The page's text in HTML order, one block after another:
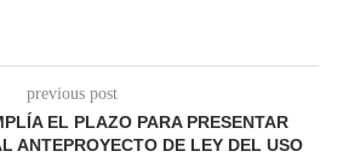
previous post
EL PLAZO PARA PRESENTAR
ANTEPROYECTO DE LEY DEL USO